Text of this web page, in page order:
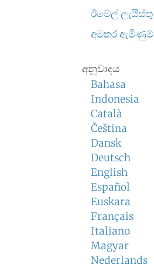
ඊමේල් ලැයිස්තු
අමතර ඇමිණුම්
අනුවාදය
Bahasa
Indonesia
Català
Čeština
Dansk
Deutsch
English
Español
Euskara
Français
Italiano
Magyar
Nederlands